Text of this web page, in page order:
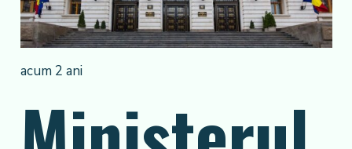
acum 2 ani